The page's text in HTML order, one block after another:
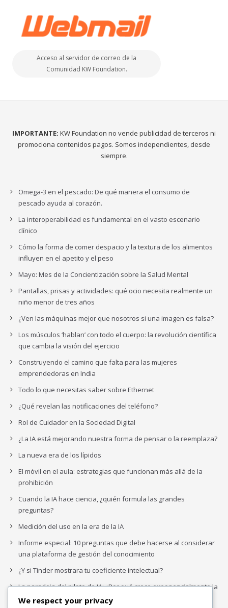
Acceso al servidor de correo de la
Comunidad KW Foundation.
IMPORTANTE: KW Foundation no vende publicidad de terceros ni
promociona contenidos pagos. Somos independientes, desde
siempre.
Omega-3 en el pescado: De qué manera el consumo de
pescado ayuda al corazón.
La interoperabilidad es fundamental en el vasto escenario
clínico
Cómo la forma de comer despacio y la textura de los alimentos
influyen en el apetito y el peso
Mayo: Mes de la Concientización sobre la Salud Mental
Pantallas, prisas y actividades: qué ocio necesita realmente un
niño menor de tres años
¿Ven las máquinas mejor que nosotros si una imagen es falsa?
Los músculos ‘hablan’ con todo el cuerpo: la revolución científica
que cambia la visión del ejercicio
Construyendo el camino que falta para las mujeres
emprendedoras en India
Todo lo que necesitas saber sobre Ethernet
¿Qué revelan las notificaciones del teléfono?
Rol de Cuidador en la Sociedad Digital
¿La IA está mejorando nuestra forma de pensar o la reemplaza?
La nueva era de los lípidos
El móvil en el aula: estrategias que funcionan más allá de la
prohibición
Cuando la IA hace ciencia, ¿quién formula las grandes
preguntas?
Medición del uso en la era de la IA
Informe especial: 10 preguntas que debe hacerse al considerar
una plataforma de gestión del conocimiento
¿Y si Tinder mostrara tu coeficiente intelectual?
La paradoja del piloto de IA: ¿Por qué crece exponencialmente la
complejidad de la IA empresarial?
We respect your privacy